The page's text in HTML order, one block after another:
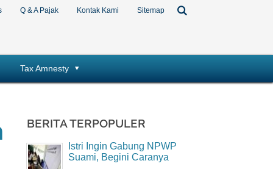
Q & A Pajak Kontak Kami Sitemap
Tax Amnesty
BERITA TERPOPULER